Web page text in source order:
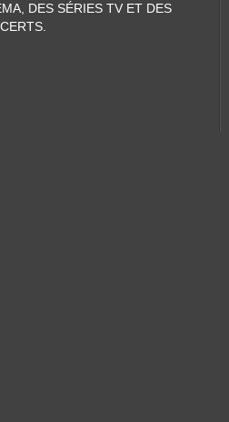
DES SÉRIES TV ET DES